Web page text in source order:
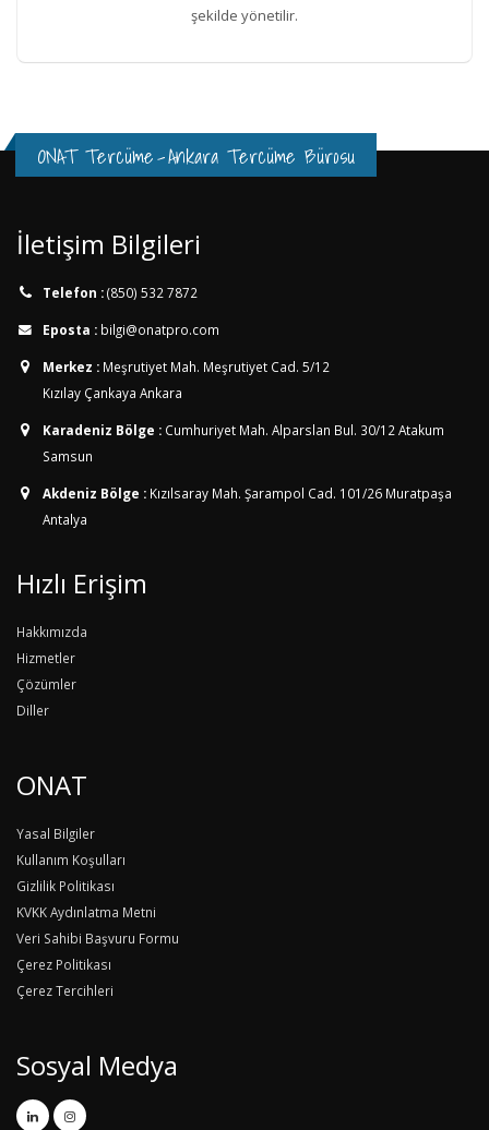
şekilde yönetilir.
ONAT Tercüme-Ankara Tercüme Bürosu
İletişim Bilgileri
Telefon :(850) 532 7872
Eposta : bilgi@onatpro.com
Merkez : Meşrutiyet Mah. Meşrutiyet Cad. 5/12
Kızılay Çankaya Ankara
Karadeniz Bölge : Cumhuriyet Mah. Alparslan Bul. 30/12 Atakum
Samsun
Akdeniz Bölge : Kızılsaray Mah. Şarampol Cad. 101/26 Muratpaşa
Antalya
Hızlı Erişim
Hakkımızda
Hizmetler
Çözümler
Diller
ONAT
Yasal Bilgiler
Kullanım Koşulları
Gizlilik Politikası
KVKK Aydınlatma Metni
Veri Sahibi Başvuru Formu
Çerez Politikası
Çerez Tercihleri
Sosyal Medya